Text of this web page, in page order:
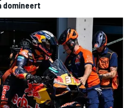
domineert